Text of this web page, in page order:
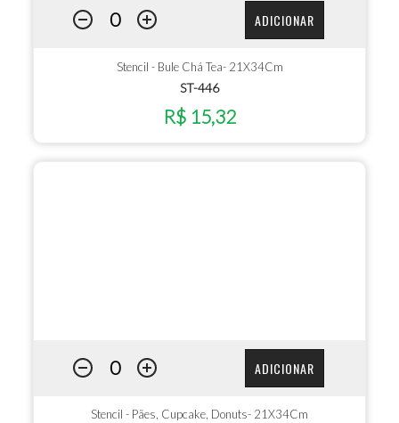
ADICIONAR
Stencil - Bule Chá Tea- 21X34Cm
ST-446
R$ 15,32
ADICIONAR
Stencil - Pães, Cupcake, Donuts- 21X34Cm